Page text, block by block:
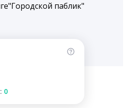
"Городской паблик"
0